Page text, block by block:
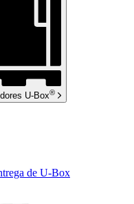
U-Box®
de U-Box